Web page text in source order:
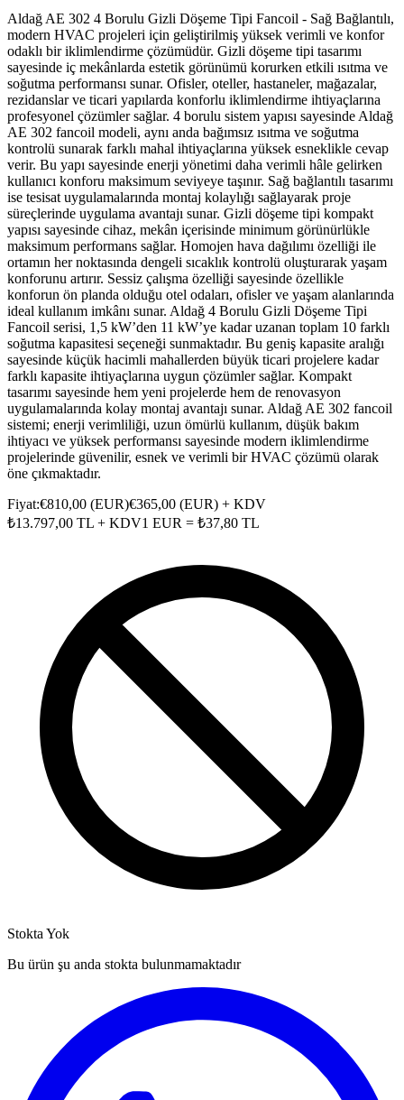
Aldağ AE 302 4 Borulu Gizli Döşeme Tipi Fancoil - Sağ Bağlantılı,
modern HVAC projeleri için geliştirilmiş yüksek verimli ve konfor
odaklı bir iklimlendirme çözümüdür. Gizli döşeme tipi tasarımı
sayesinde iç mekânlarda estetik görünümü korurken etkili ısıtma ve
soğutma performansı sunar. Ofisler, oteller, hastaneler, mağazalar,
rezidanslar ve ticari yapılarda konforlu iklimlendirme ihtiyaçlarına
profesyonel çözümler sağlar. 4 borulu sistem yapısı sayesinde Aldağ
AE 302 fancoil modeli, aynı anda bağımsız ısıtma ve soğutma
kontrolü sunarak farklı mahal ihtiyaçlarına yüksek esneklikle cevap
verir. Bu yapı sayesinde enerji yönetimi daha verimli hâle gelirken
kullanıcı konforu maksimum seviyeye taşınır. Sağ bağlantılı tasarımı
ise tesisat uygulamalarında montaj kolaylığı sağlayarak proje
süreçlerinde uygulama avantajı sunar. Gizli döşeme tipi kompakt
yapısı sayesinde cihaz, mekân içerisinde minimum görünürlükle
maksimum performans sağlar. Homojen hava dağılımı özelliği ile
ortamın her noktasında dengeli sıcaklık kontrolü oluşturarak yaşam
konforunu artırır. Sessiz çalışma özelliği sayesinde özellikle
konforun ön planda olduğu otel odaları, ofisler ve yaşam alanlarında
ideal kullanım imkânı sunar. Aldağ 4 Borulu Gizli Döşeme Tipi
Fancoil serisi, 1,5 kW’den 11 kW’ye kadar uzanan toplam 10 farklı
soğutma kapasitesi seçeneği sunmaktadır. Bu geniş kapasite aralığı
sayesinde küçük hacimli mahallerden büyük ticari projelere kadar
farklı kapasite ihtiyaçlarına uygun çözümler sağlar. Kompakt
tasarımı sayesinde hem yeni projelerde hem de renovasyon
uygulamalarında kolay montaj avantajı sunar. Aldağ AE 302 fancoil
sistemi; enerji verimliliği, uzun ömürlü kullanım, düşük bakım
ihtiyacı ve yüksek performansı sayesinde modern iklimlendirme
projelerinde güvenilir, esnek ve verimli bir HVAC çözümü olarak
öne çıkmaktadır.
Fiyat:€810,00 (EUR)€365,00 (EUR) + KDV
₺13.797,00 TL + KDV1 EUR = ₺37,80 TL
Stokta Yok
Bu ürün şu anda stokta bulunmamaktadır